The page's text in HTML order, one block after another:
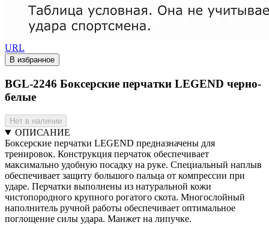
URL
В избранное
BGL-2246 Боксерские перчатки LEGEND черно-
белые
Нет в наличии
ОПИСАНИЕ
Боксерские перчатки LEGEND предназначены для
тренировок. Конструкция перчаток обеспечивает
максимально удобную посадку на руке. Специальный наплыв
обеспечивает защиту большого пальца от компрессии при
ударе. Перчатки выполнены из натуральной кожи
чистопородного крупного рогатого скота. Многослойный
наполнитель ручной работы обеспечивает оптимальное
поглощение силы удара. Манжет на липучке.